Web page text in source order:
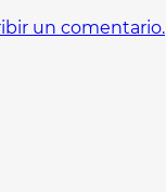
un comentario.